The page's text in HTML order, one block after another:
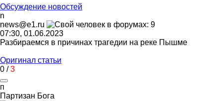
Обсуждение новостей
n
news@e1.ru
07:30, 01.06.2023
Разбираемся в причинах трагедии на реке Пышме
Оригинал статьи
0 /3
п
Партизан Бога